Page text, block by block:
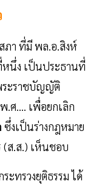
ภา ที่มี พล.อ.สิงห์
นึ่ง เป็นประธานที่
ระราชบัญญัติ
ศ.... เพื่อยกเลิก
ซึ่งเป็นร่างกฎหมาย
ส.ส.) เห็นชอบ
ะทรวงยุติธรรม ได้